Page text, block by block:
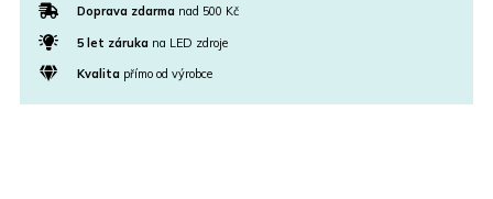
Doprava zdarma nad 500 Kč
5 let zárukana LED zdroje
Kvalitapřímo od výrobce